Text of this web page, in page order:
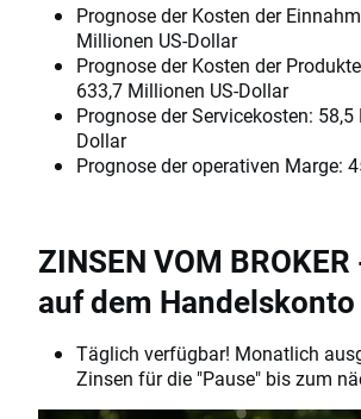
Prognose der Kosten der
Millionen US-Dollar
Prognose der Kosten der
633,7 Millionen US-Dollar
Prognose der Servicekosten:
Dollar
Prognose der operativen Marge:
ZINSEN VOM
auf dem Handelskonto
Täglich verfügbar! Monatlich
Zinsen für die "Pause" bis zum